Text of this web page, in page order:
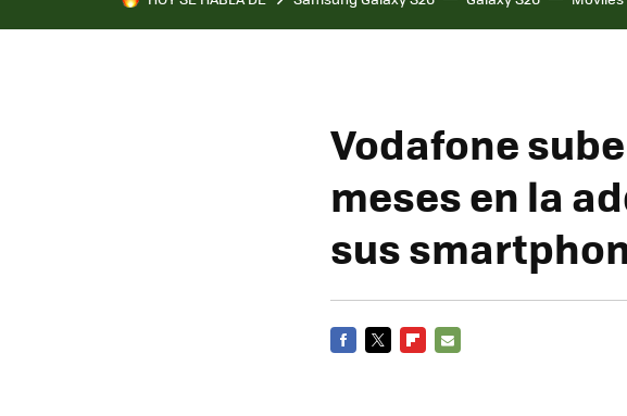
Vodafone
meses en la
sus